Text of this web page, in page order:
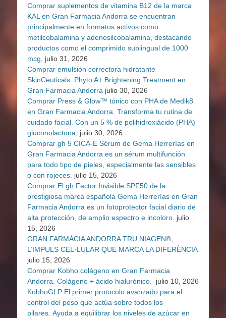
Comprar suplementos de vitamina B12 de la marca
KAL en Gran Farmacia Andorra se encuentran
principalmente en formatos activos como
metilcobalamina y adenosilcobalamina, destacando
productos como el comprimido sublingual de 1000
mcg,
julio 31, 2026
Comprar emulsión correctora hidratante
SkinCeuticals. Phyto A+ Brightening Treatment en
Gran Farmacia Andorra julio 30, 2026
Comprar Press & Glow™ tónico con PHA de Medik8
en Gran Farmacia Andorra. Transforma tu rutina de
cuidado facial. Con un 5 % de polihidroxiácido (PHA)
gluconolactona,
julio 30, 2026
Comprar gh 5 CICA-E Sérum de Gema Herrerías en
Gran Farmacia Andorra es un sérum multifunción
para todo tipo de pieles, especialmente las sensibles
o con rojeces. julio 15, 2026
Comprar El gh Factor Invisible SPF50 de la
prestigiosa marca española Gema Herrerías en Gran
Farmacia Andorra es un fotoprotector facial diario de
alta protección, de amplio espectro e incoloro. julio
15, 2026
GRAN FARMÀCIA ANDORRA TRU NIAGEN®,
L’IMPULS CEL·LULAR QUE MARCA LA DIFERÈNCIA
julio 15, 2026
Comprar Kobho colágeno en Gran Farmacia
Andorra. Colágeno + ácido hialurónico.
julio 10, 2026
KobhoGLP El primer protocolo avanzado para el
control del peso que actúa sobre todos los
pilares. Ayuda a equilibrar los niveles de azúcar en